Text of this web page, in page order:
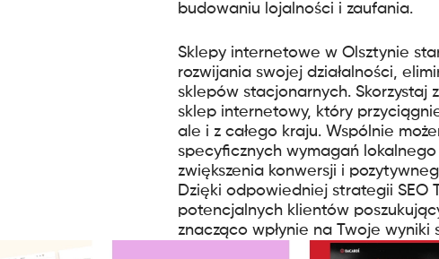
budowaniu lojalności i zaufania.
Sklepy internetowe w Olsztynie
rozwijania swojej działalności,
sklepów stacjonarnych.
sklep internetowy, który
ale i z całego kraju. Wspólnie
specyficznych wymagań
zwiększenia konwersji i
Dzięki odpowiedniej strategii SEO
potencjalnych klientów
znacząco wpłynie na Twoje wyniki